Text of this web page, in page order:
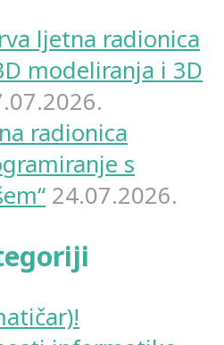
ljetna radionica
modeliranja i 3D
radionica
s
24.07.2026.